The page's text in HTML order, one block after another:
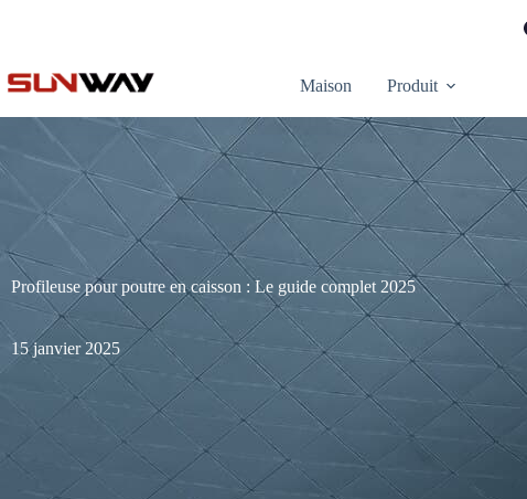
Maison Produit
Profileuse pour poutre en caisson : Le guide complet 2025
15 janvier 2025